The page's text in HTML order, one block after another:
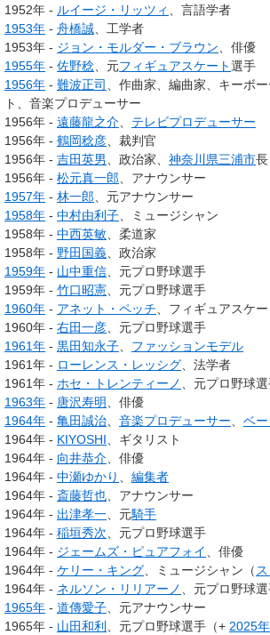
1952年 - ルイージ・リッツィ
、言語学者
1953年 - 舟橋誠 、工学者
1953年 - ジョン・モルダー・ブラウン 、俳優
1955年 - 佐野稔 、元フィギュアスケート選手
1956年 - 難波正司
、作曲家、編曲家、キーボ
ト、音楽プロデューサー
1956年 - 遠藤龍之介
テレビプロデューサー
1956年 - 鶴岡稔彦 、裁判官
1956年 - 吉田英男 、政治家、 神奈川県三浦市長
1956年 - 松元真一郎 、アナウンサー
1957年 - 林一郎 、元アナウンサー
1958年 - 中村由利子 、ミュージシャン
1958年 - 中西英敏 、柔道家
1958年 - 野田国義 、政治家
1959年 - 山中重信 、元プロ野球選手
1959年 - 竹口昭憲 、元プロ野球選手
1960年 - アネット・ペッチ 、フィギュアスケ
1960年 - 右田一彦 、元プロ野球選手
1961年 - 黒田知永子
ファッションモデル
1961年 - ローレンス・レッシグ 、法学者
1961年 - ホセ・トレンティーノ
、元プロ野球
1963年 - 唐沢寿明
、俳優
1964年 - 亀田誠治 音楽プロデューサー
ベー
1964年 - KIYOSHI 、ギタリスト
1964年 - 向井恭介 、俳優
1964年 - 中瀬ゆかり
編集者
1964年 - 斎藤哲也 、アナウンサー
1964年 - 出津孝一 、元騎手
1964年 - 稲垣秀次 、元プロ野球選手
1964年 - ジェームズ・ピュアフォイ
、俳優
1964年 - ケリー・キング 、ミュージシャン（
1964年 - ネルソン・リリアーノ
、元プロ野球
1965年 - 道傳愛子 、元アナウンサー
1965年 - 山田和利 、元プロ野球選手（+ 2025年